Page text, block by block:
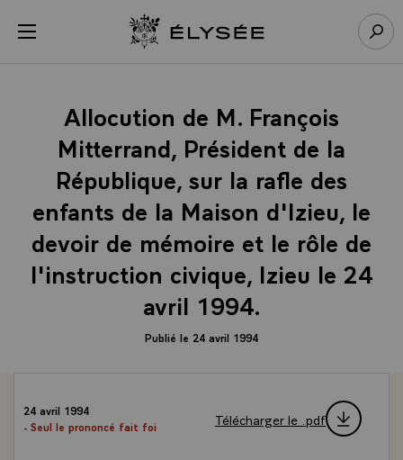
menu Retour à l’accueil Élysée
Allocution de M. François
Mitterrand, Président de la
République, sur la rafle des
enfants de la Maison d'Izieu, le
devoir de mémoire et le rôle de
l'instruction civique, Izieu le 24
avril 1994.
Publié le 24 avril 1994
24 avril 1994
- Seul le prononcé fait foi
Télécharger le .pdf
Panneau de gestion des cookies